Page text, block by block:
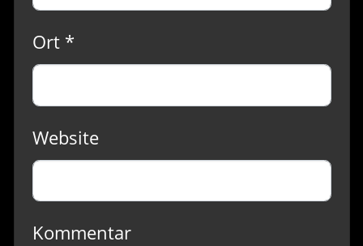
Ort *
Website
Kommentar